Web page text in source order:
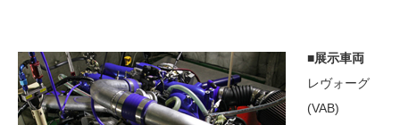
■展示車両
レヴォーグ
(VAB)